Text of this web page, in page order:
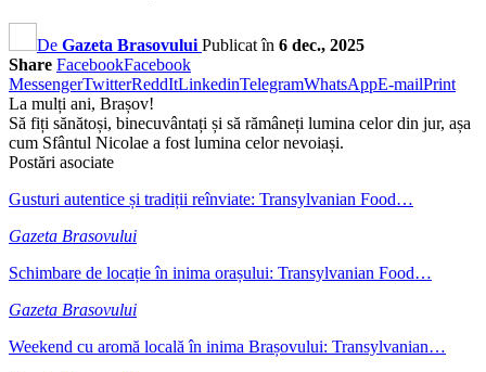
De Gazeta Brasovului Publicat în 6 dec., 2025
Share FacebookFacebook
MessengerTwitterReddItLinkedinTelegramWhatsAppE-mailPrint
La mulți ani, Brașov!
Să fiți sănătoși, binecuvântați și să rămâneți lumina celor din jur, așa
cum Sfântul Nicolae a fost lumina celor nevoiași.
Postări asociate
Gusturi autentice și tradiții reînviate: Transylvanian Food…
Gazeta Brasovului
Schimbare de locație în inima orașului: Transylvanian Food…
Gazeta Brasovului
Weekend cu aromă locală în inima Brașovului: Transylvanian…